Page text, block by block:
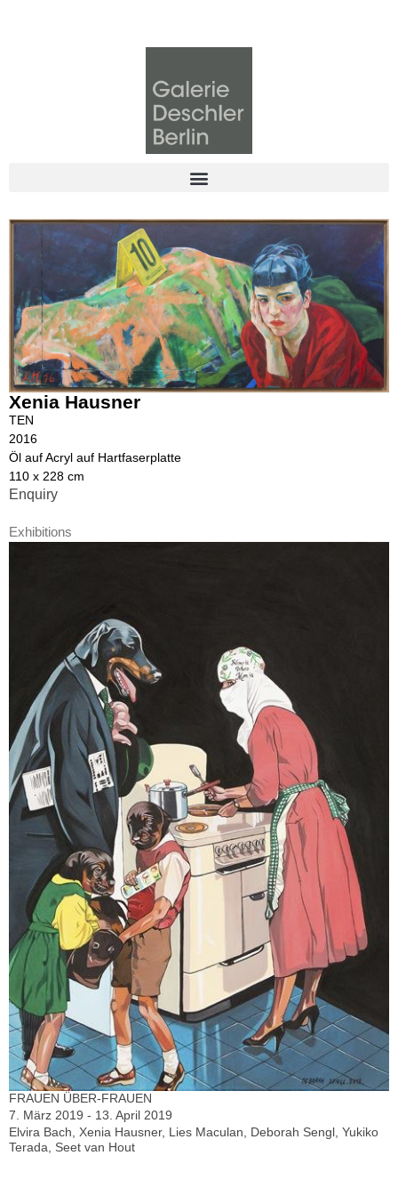
Xenia Hausner
TEN
2016
Öl auf Acryl auf Hartfaserplatte
110 x 228 cm
Enquiry
Exhibitions
FRAUEN ÜBER-FRAUEN
7. März 2019 - 13. April 2019
Elvira Bach, Xenia Hausner, Lies Maculan, Deborah Sengl, Yukiko
Terada, Seet van Hout